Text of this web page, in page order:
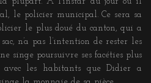
le policier municipal. Ce sera sa
le plus doué du canton, qui a
n’a pas l’intention de rester les
singe poursuivre ses facéties plus
avec les habitants que Didier a